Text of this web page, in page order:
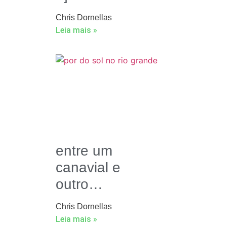
Chris Dornellas
Leia mais »
entre um
canavial e
outro…
Chris Dornellas
Leia mais »